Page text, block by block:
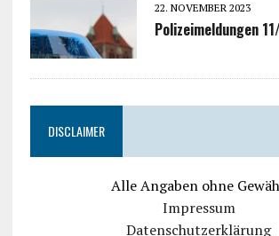
22. NOVEMBER 2023
Polizeimeldungen
DISCLAIMER
Alle Angaben ohne
Impressum
Datenschutzerklärung